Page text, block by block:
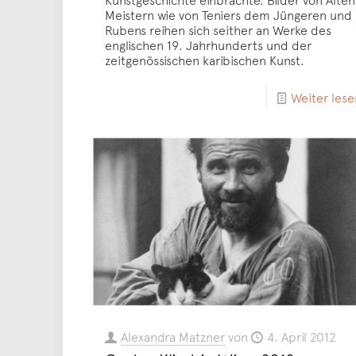
Meistern wie von Teniers dem Jüngeren und
Rubens reihen sich seither an Werke des
englischen 19. Jahrhunderts und der
zeitgenössischen karibischen Kunst.
Weiter
Alexandra Matznervon 4. April 2012